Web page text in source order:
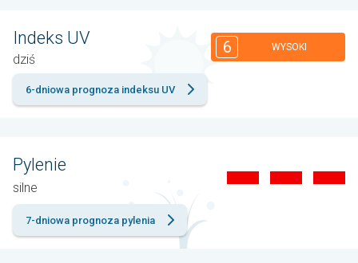
Indeks UV
dziś
6 WYSOKI
6-dniowa prognoza indeksu UV
Pylenie
silne
7-dniowa prognoza pylenia